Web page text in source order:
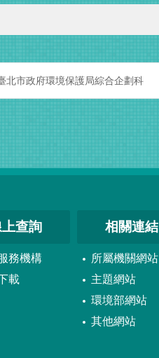
北市政府環境保護局綜合企劃科
查詢
務機構
載
相關連結
所屬機關網站
主題網站
環境部網站
其他網站